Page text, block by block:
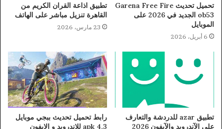
تحميل تحديث Garena Free Fire
ob53 الجديد في 2026 على
الموبايل
6 أبريل، 2026
تطبيق اذاعة القران الكريم من
القاهرة تنزيل مباشر على الهاتف
23 مارس، 2026
تطبيق azar للدردشة والتعارف
على الآندرويد والآيفون 2026
رابط تحميل تحديث ببجي موبايل
4.3 apk للاندرويد و الايفون